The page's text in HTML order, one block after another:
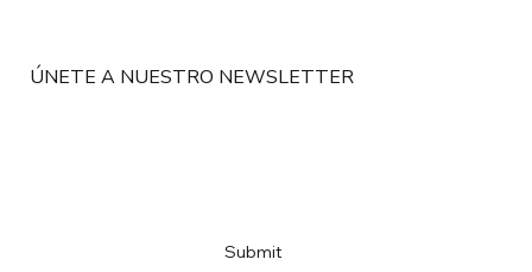
ÚNETE A NUESTRO NEWSLETTER
Submit